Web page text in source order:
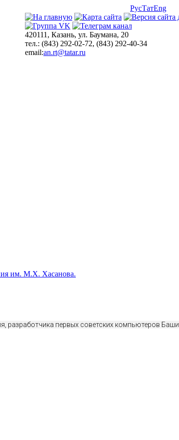
РусТатEng
420111, Казань, ул. Баумана, 20
тел.: (843) 292-02-72, (843) 292-40-34
email:an.rt@tatar.ru
им. М.Х. Хасанова.
разработчика первых советских компьютеров